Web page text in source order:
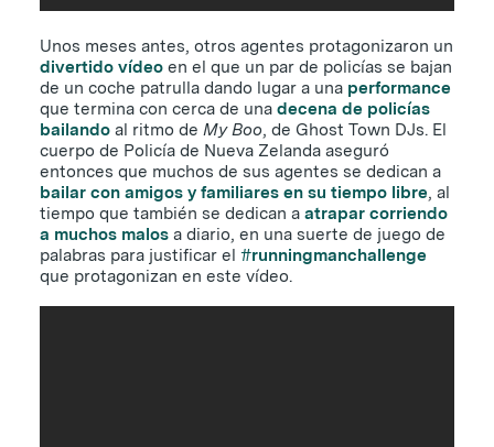
Unos meses antes, otros agentes protagonizaron un
divertido vídeo en el que un par de policías se bajan
de un coche patrulla dando lugar a una performance
que termina con cerca de una decena de policías
bailando al ritmo de My Boo, de Ghost Town DJs. El
cuerpo de Policía de Nueva Zelanda aseguró
entonces que muchos de sus agentes se dedican a
bailar con amigos y familiares en su tiempo libre, al
tiempo que también se dedican a atrapar corriendo
a muchos malos a diario, en una suerte de juego de
palabras para justificar el #runningmanchallenge
que protagonizan en este vídeo.